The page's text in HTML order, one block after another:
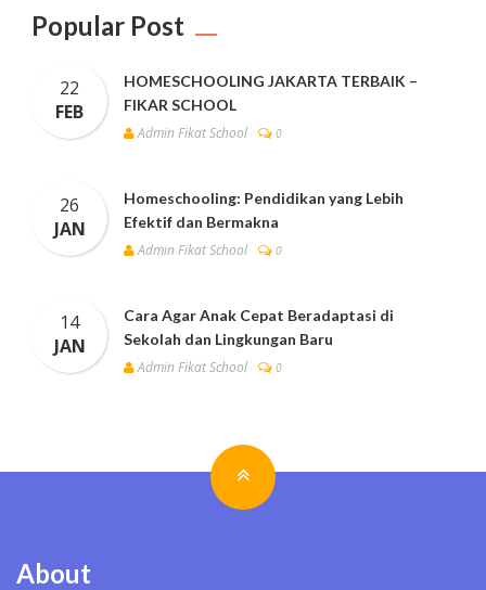
Popular Post
22
FEB
HOMESCHOOLING JAKARTA TERBAIK –
FIKAR SCHOOL
Admin Fikat School
0
26
JAN
Homeschooling: Pendidikan yang Lebih
Efektif dan Bermakna
Admin Fikat School
0
14
JAN
Cara Agar Anak Cepat Beradaptasi di
Sekolah dan Lingkungan Baru
Admin Fikat School
0
About